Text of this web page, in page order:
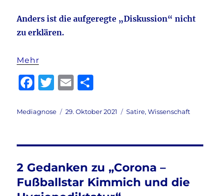
Anders ist die aufgeregte „Diskussion“ nicht
zu erklären.
Mehr
F
c
b
o
o
T
it
r
E
ai le
Autor
Mediagnose
Veröffentlicht
29. Oktober 2021 Kategorien
Satire,Wissenschaft
2 Gedanken zu „Corona –
Fußballstar Kimmich und die